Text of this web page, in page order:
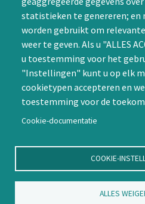
statistieken te genereren; en
worden gebruikt om
weer te geven. Als u "ALLES
u toestemming voor het
"Instellingen" kunt u op elk
cookietypen accepteren en
toestemming voor de
Cookie-documentatie
COOKIE-
ALLES
Contact
Nienoord 5, 1112 XE Diemen
info@ntvp.nl
SNSBNL2A te Utrecht